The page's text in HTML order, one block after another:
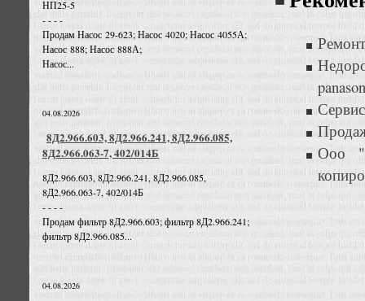
НП25-5
- - - -
Продам Насос 29-623; Насос 4020; Насос 4055А;
Насос 888; Насос 888А;
Насос...
04.08.2026
8Д2.966.603, 8Д2.966.241, 8Д2.966.085,
8Д2.966.063-7, 402/014Б
8Д2.966.603, 8Д2.966.241, 8Д2.966.085,
8Д2.966.063-7, 402/014Б
- - - -
Продам фильтр 8Д2.966.603; фильтр 8Д2.966.241;
фильтр 8Д2.966.085...
04.08.2026
Ооо